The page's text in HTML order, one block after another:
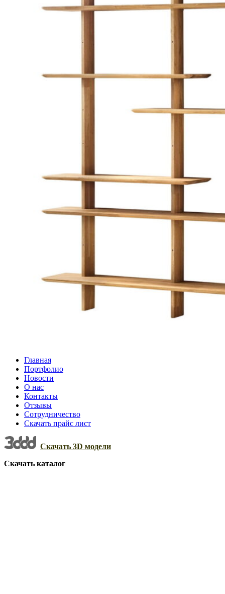
Главная
Портфолио
Новости
О нас
Контакты
Отзывы
Сотрудничество
Скачать прайс лист
Скачать 3D модели
Скачать каталог